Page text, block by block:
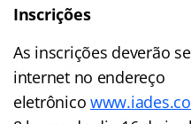
Inscrições
As inscrições deverão
internet no endereço
eletrônico